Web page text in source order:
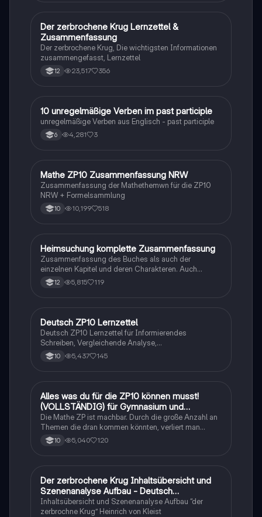
Deutsch
Der zerbrochene Krug Lernzettel &
Zusammenfassung
Der zerbrochene Krug, Die wichtigsten Informationen
zusammengefasst, Lernzettel
12 23,517 356
1 Englisch
10 unregelmäßige Verben im past participle
unregelmäßige Verben aus Englisch - past participle
6 4,281 3
Mathe
Mathe ZP10 Zusammenfassung NRW
Zusammenfassung der Mathethemwn für die ZP10
NRW + Formelsammlung
10 10,199 518
Deutsch
Heimsuchung komplette Zusammenfassung
Zusammenfassung des Buches als auch der
einzelnen Kapitel und deren Charakteren. Auch
tabellarisch. Im Unterricht ohne KI erstellt
12 5,815 119
Deutsch
Deutsch ZP10 Lernzettel
Deutsch ZP10 Lernzettel für Informierendes
Schreiben, Vergleichende Analyse,
Sachtexte/Roman/Gedicht..
10 5,437 145
Mathe
Alles was du für die ZP10 können musst!
(VOLLSTÄNDIG) für Gymnasium und
Realschule
Die Mathe ZP ist machbar. Durch die große Anzahl an
Themen die dran kommen könnten, verliert man
schnell den Überblick. Also habe ich von den kleinsten
Themen bis hin zu den größten alles
10 5,040 120
Deutsch
Der zerbrochene Krug Inhaltsübersicht und
Szenenanalyse Aufbau - Deutsch
Q1/Q2/Abitur
Inhaltsübersicht und Szenenanalyse Aufbau “der
zerbrochne Krug” Heinrich von Kleist